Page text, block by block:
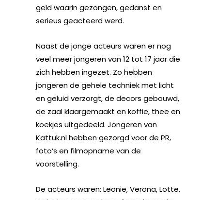
geld waarin gezongen, gedanst en
serieus geacteerd werd.
Naast de jonge acteurs waren er nog
veel meer jongeren van 12 tot 17 jaar die
zich hebben ingezet. Zo hebben
jongeren de gehele techniek met licht
en geluid verzorgt, de decors gebouwd,
de zaal klaargemaakt en koffie, thee en
koekjes uitgedeeld. Jongeren van
Kattuk.nl hebben gezorgd voor de PR,
foto’s en filmopname van de
voorstelling.
De acteurs waren: Leonie, Verona, Lotte,